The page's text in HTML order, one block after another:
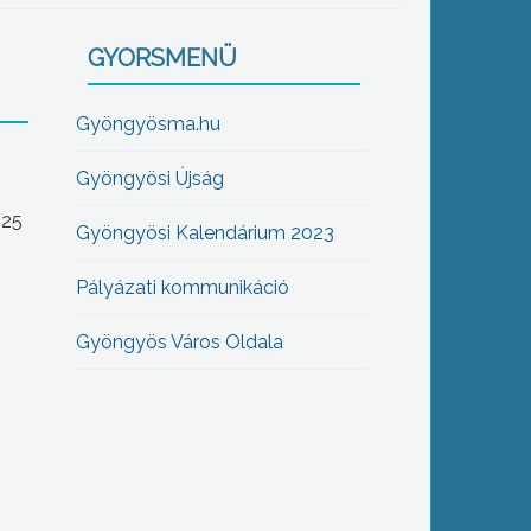
GYORSMENÜ
Gyöngyösma.hu
Gyöngyösi Újság
Gyöngyösi Kalendárium 2023
Pályázati kommunikáció
Gyöngyös Város Oldala